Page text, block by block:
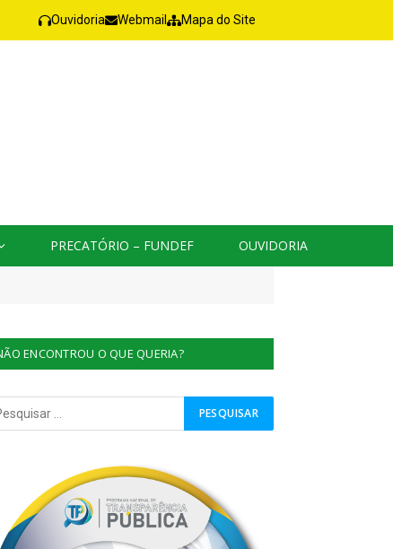
Ouvidoria Webmail Mapa do Site
PRECATÓRIO – FUNDEF OUVIDORIA
ENCONTROU O QUE QUERIA?